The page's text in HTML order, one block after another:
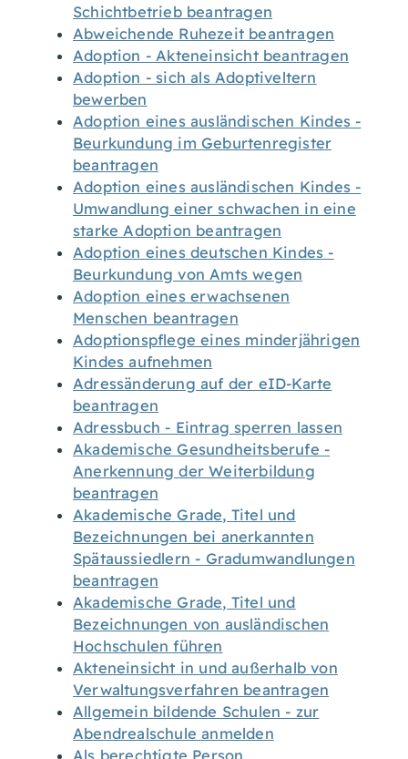
Schichtbetrieb beantragen
Abweichende Ruhezeit beantragen
Adoption - Akteneinsicht beantragen
Adoption - sich als Adoptiveltern
bewerben
Adoption eines ausländischen Kindes -
Beurkundung im Geburtenregister
beantragen
Adoption eines ausländischen Kindes -
Umwandlung einer schwachen in eine
starke Adoption beantragen
Adoption eines deutschen Kindes -
Beurkundung von Amts wegen
Adoption eines erwachsenen
Menschen beantragen
Adoptionspflege eines minderjährigen
Kindes aufnehmen
Adressänderung auf der eID-Karte
beantragen
Adressbuch - Eintrag sperren lassen
Akademische Gesundheitsberufe -
Anerkennung der Weiterbildung
beantragen
Akademische Grade, Titel und
Bezeichnungen bei anerkannten
Spätaussiedlern - Gradumwandlungen
beantragen
Akademische Grade, Titel und
Bezeichnungen von ausländischen
Hochschulen führen
Akteneinsicht in und außerhalb von
Verwaltungsverfahren beantragen
Allgemein bildende Schulen - zur
Abendrealschule anmelden
Als berechtigte Person